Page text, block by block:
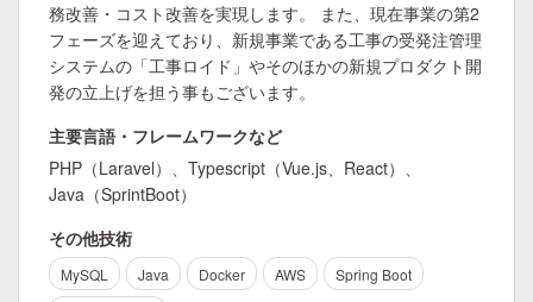
務改善・コスト改善を実現します。 また、現在事業の第2
フェーズを迎えており、新規事業である工事の受発注管理
システムの「工事ロイド」やそのほかの新規プロダクト開
発の立上げを担う事もございます。
主要言語・フレームワークなど
PHP（Laravel）、Typescript（Vue.js、React）、
Java（SprintBoot）
その他技術
MySQL Java Docker AWS
Spring Boot